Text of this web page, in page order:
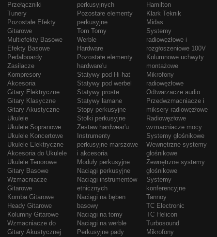
Przełączniki
Tunery
Pozostałe Efekty
Gitarowe
Multiefekty Basowe
Efekty Basowe
Pedalboardy
Zasilacze
Kompresory
Akcesoria
Gitary Elektryczne
Gitary Klasyczne
Gitary Akustyczne
Ukulele
Ukulele Sopranowe
Ukulele Koncertowe
Ukulele Elektryczne
Akcesoria do Ukulele
Ukulele Tenorowe
Gitary Basowe
Wzmacniacze
Gitarowe
Komba Gitarowe
Heady Gitarowe
Kolumny Gitarowe
Wzmacniacze do
Gitary Akustycznej
perkusyjnych
Pozostałe elementy
perkusyjne
Tom Tomy
Werble
Hardware
Pozostałe elementy
hardware'u
Statywy pod Hi-hat
Statywy pod werbel
Statywy proste
Statywy łamane
Stopy perkusyjne
Stołki perkusyjne
Zestaw hardwear'u
Instrumenty
perkusyjne marszowe
i akcesoria
Moduły perkusyjne
Naciągi perkusyjne
Naciągi instrumentów
etnicznych
Naciągi na bęben
basowy
Naciągi na tomy
Naciągi na werble
Perkusyjne pady
Hamilton
Klark Teknik
Midas
Systemy
radiowęzłowe i
rozgłoszeniowe 100V
Kolumnowe uchwyty
montażowe
Mikrofony
radiowęzłowe
Odtwarzacze audio
Przedwzmacniacze i
miksery radiowęzłowe
Radiowęzłowe
wzmacniacze mocy
Systemy głośnikowe
Wewnętrzne systemy
głośnikowe
Zewnętrzne systemy
głośnikowe
Systemy
konferencyjne
Tannoy
TC Electronic
TC Helicon
Turbosound
Mikrofony